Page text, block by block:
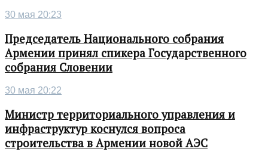
30 мая 20:23
Председатель Национального собрания
Армении принял спикера Государственного
собрания Словении
30 мая 20:22
Министр территориального управления и
инфраструктур коснулся вопроса
строительства в Армении новой АЭС